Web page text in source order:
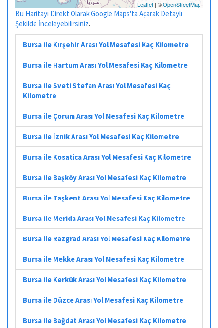
Leaflet | ©OpenStreetMap
Bu Haritayı Direkt Olarak Google Maps'ta Açarak Detaylı
Şekilde İnceleyebilirsiniz.
Bursa ile Kırşehir Arası Yol Mesafesi Kaç Kilometre
Bursa ile Hartum Arası Yol Mesafesi Kaç Kilometre
Bursa ile Sveti Stefan Arası Yol Mesafesi Kaç
Kilometre
Bursa ile Çorum Arası Yol Mesafesi Kaç Kilometre
Bursa ile İznik Arası Yol Mesafesi Kaç Kilometre
Bursa ile Kosatica Arası Yol Mesafesi Kaç Kilometre
Bursa ile Başköy Arası Yol Mesafesi Kaç Kilometre
Bursa ile Taşkent Arası Yol Mesafesi Kaç Kilometre
Bursa ile Merida Arası Yol Mesafesi Kaç Kilometre
Bursa ile Razgrad Arası Yol Mesafesi Kaç Kilometre
Bursa ile Mekke Arası Yol Mesafesi Kaç Kilometre
Bursa ile Kerkük Arası Yol Mesafesi Kaç Kilometre
Bursa ile Düzce Arası Yol Mesafesi Kaç Kilometre
Bursa ile Bağdat Arası Yol Mesafesi Kaç Kilometre